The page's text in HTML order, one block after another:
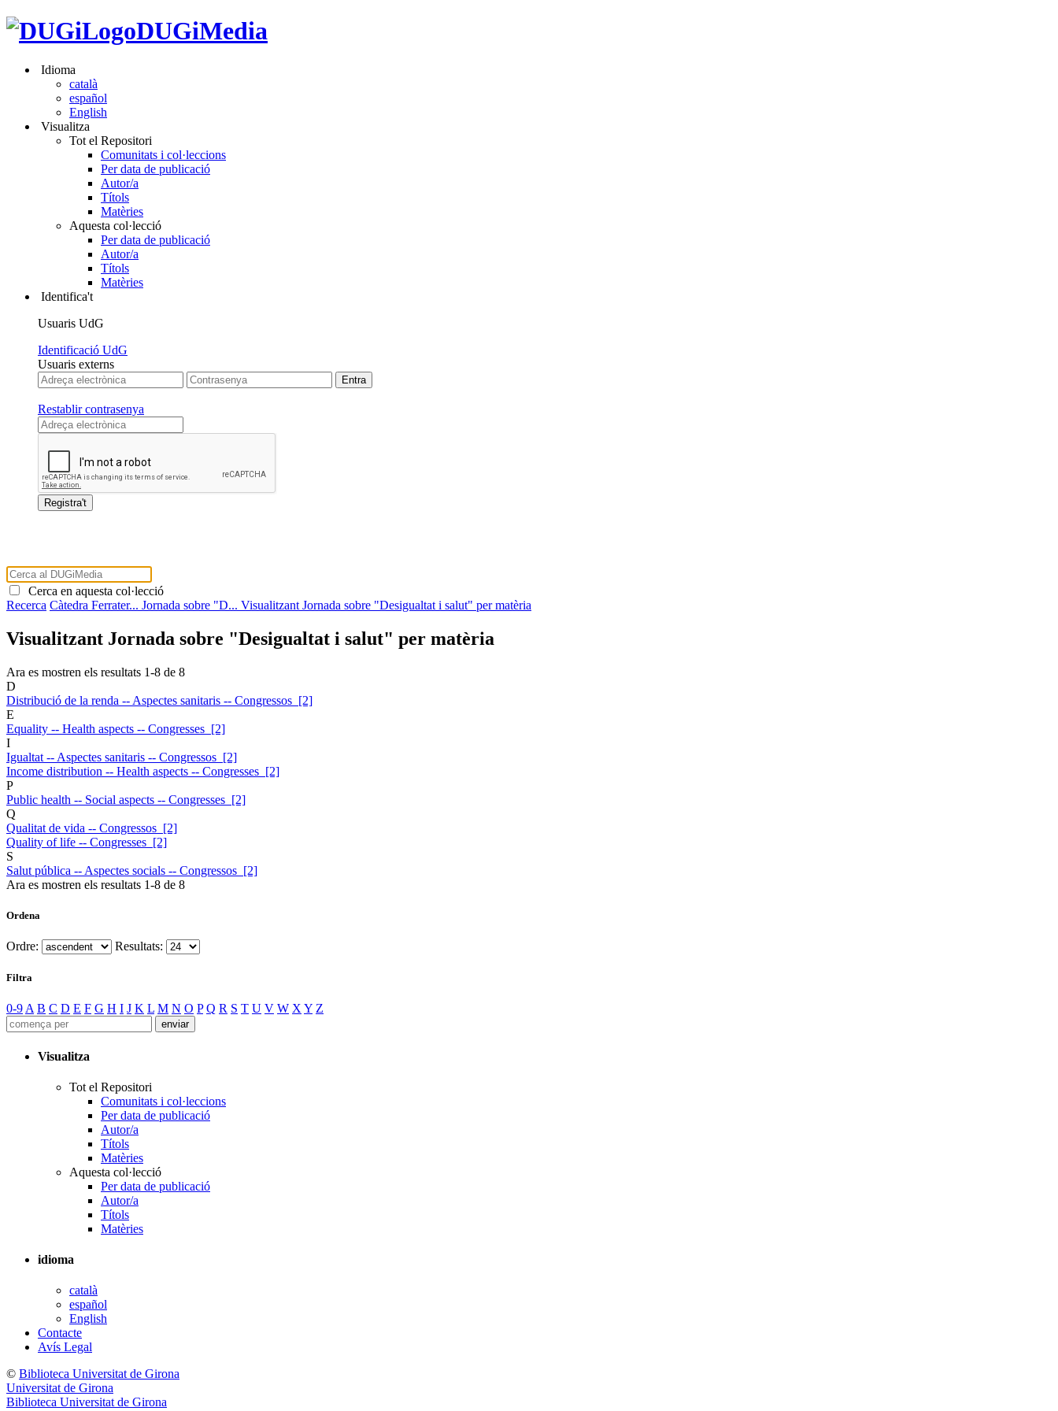
DUGiMedia
Idioma
català
español
English
Visualitza
Tot el Repositori
Comunitats i col·leccions
Per data de publicació
Autor/a
Títols
Matèries
Aquesta col·lecció
Per data de publicació
Autor/a
Títols
Matèries
Identifica't
Usuaris UdG
Identificació UdG
Usuaris externs
Restablir contrasenya
Cerca en aquesta col·lecció
Recerca Càtedra Ferrater... Jornada sobre "D... Visualitzant Jornada sobre "Desigualtat i salut" per matèria
Visualitzant Jornada sobre "Desigualtat i salut" per matèria
Ara es mostren els resultats 1-8 de 8
D
Distribució de la renda -- Aspectes sanitaris -- Congressos [2]
E
Equality -- Health aspects -- Congresses [2]
I
Igualtat -- Aspectes sanitaris -- Congressos [2]
Income distribution -- Health aspects -- Congresses [2]
P
Public health -- Social aspects -- Congresses [2]
Q
Qualitat de vida -- Congressos [2]
Quality of life -- Congresses [2]
S
Salut pública -- Aspectes socials -- Congressos [2]
Ara es mostren els resultats 1-8 de 8
Ordena
Ordre: Resultats:
Filtra
0-9 A B C D E F G H I J K L M N O P Q R S T U V W X Y Z
Visualitza
Tot el Repositori
Comunitats i col·leccions
Per data de publicació
Autor/a
Títols
Matèries
Aquesta col·lecció
Per data de publicació
Autor/a
Títols
Matèries
idioma
català
español
English
Contacte
Avís Legal
© Biblioteca Universitat de Girona
Universitat de Girona
Biblioteca Universitat de Girona